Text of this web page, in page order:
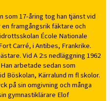
som 17-åring tog han tjänst vid
framgångsrik fäktare och
École Nationale
Carré, i Antibes, Frankrike.
Vid A 2:s nedläggning 1962
arbetade sedan som
Böskolan, Kärralund m fl skolor.
på sin omgivning och många
gymnastiklärare Elof